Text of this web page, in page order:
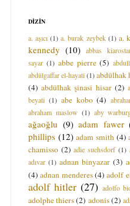
DİZİN
a. aşıcı (1) a. burak zeybek (1) a.
kennedy (10) abbas
sayar (1) abbe pierre (5)
abdülgaffar el-hayati(1)abdülhak
(4) abdülhak şinasi hisar (2)
beyati (1) abe kobo (4)
abraham maslow (1) aby
ağaoğlu (9) adam fawer
phillips (12) adam smith (4)
chamisso (2) adie suehsdorf (1)
adıvar (1) adnan binyazar (3)
(4) adnan menderes(4) adolf
adolf hitler (27) adolfo
adolphe thiers(2) adonis(2)